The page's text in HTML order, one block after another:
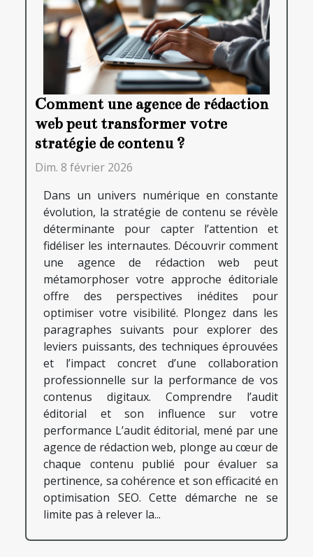
Comment une agence de rédaction
web peut transformer votre
stratégie de contenu ?
Dim. 8 février 2026
Dans un univers numérique en constante
évolution, la stratégie de contenu se révèle
déterminante pour capter l’attention et
fidéliser les internautes. Découvrir comment
une agence de rédaction web peut
métamorphoser votre approche éditoriale
offre des perspectives inédites pour
optimiser votre visibilité. Plongez dans les
paragraphes suivants pour explorer des
leviers puissants, des techniques éprouvées
et l’impact concret d’une collaboration
professionnelle sur la performance de vos
contenus digitaux. Comprendre l’audit
éditorial et son influence sur votre
performance L’audit éditorial, mené par une
agence de rédaction web, plonge au cœur de
chaque contenu publié pour évaluer sa
pertinence, sa cohérence et son efficacité en
optimisation SEO. Cette démarche ne se
limite pas à relever la...